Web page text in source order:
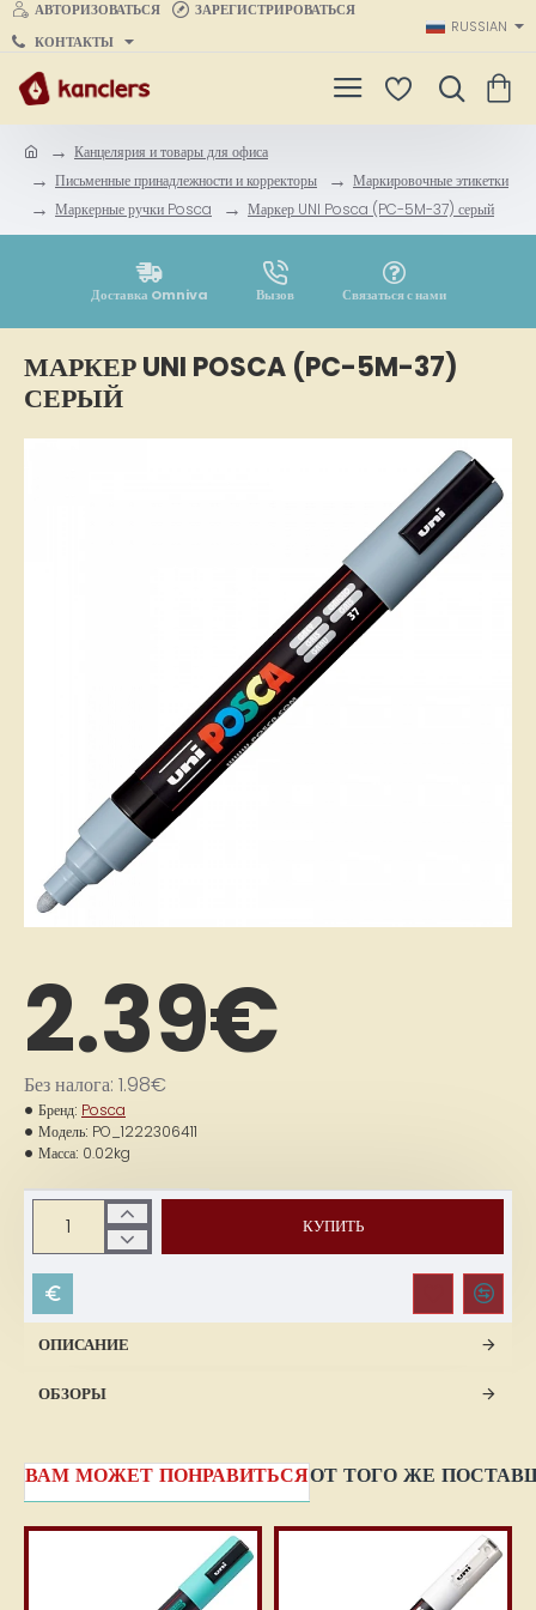
АВТОРИЗОВАТЬСЯ
ЗАРЕГИСТРИРОВАТЬСЯ
КОНТАКТЫ
RUSSIAN
m
e
Канцелярия и товары для офиса
Письменные принадлежности и корректоры
Маркировочные этикетки
Маркерные ручки Posca
Маркер UNI Posca (PC-5M-37) серый
Доставка Omniva Вызов Связаться с нами
МАРКЕР UNI POSCA (PC-5M-37)
СЕРЫЙ
2.39€
Без налога: 1.98€
Бренд: Posca
Модель: PO_1222306411
Масса: 0.02kg
КУПИТЬ
ОПИСАНИЕ
ОБЗОРЫ
ВАМ МОЖЕТ ПОНРАВИТЬСЯОТ ТОГО ЖЕ